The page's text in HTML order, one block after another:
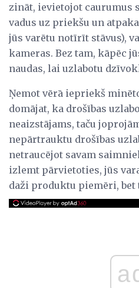
zināt, ievietojot caurumus
vadus uz priekšu un
jūs varētu notīrīt stāvus),
kameras. Bez tam, kāpēc
naudas, lai uzlabotu
Ņemot vērā iepriekš
domājat, ka drošības
neaizstājams, taču
nepārtrauktu drošības
netraucējot savam
izlemt pārvietoties, jūs
daži produktu piemēri,